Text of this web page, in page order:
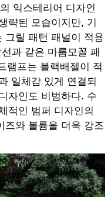
익스테리어 디자인
략된 모습이지만, 기
그릴 패턴 패널이 적용
과 같은 마름모꼴 패
램프는 블랙배젤이 적
일체감 있게 연결되
자인도 비범하다. 수
적인 범퍼 디자인의
즈와 볼륨을 더욱 강조